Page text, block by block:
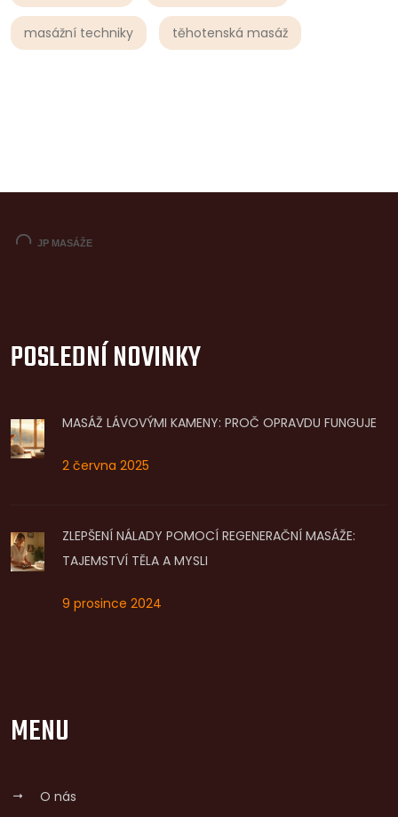
masážní techniky těhotenská masáž
POSLEDNÍ NOVINKY
MASÁŽ LÁVOVÝMI KAMENY: PROČ OPRAVDU FUNGUJE
2 června 2025
ZLEPŠENÍ NÁLADY POMOCÍ REGENERAČNÍ MASÁŽE:
TAJEMSTVÍ TĚLA A MYSLI
9 prosince 2024
MENU
O nás